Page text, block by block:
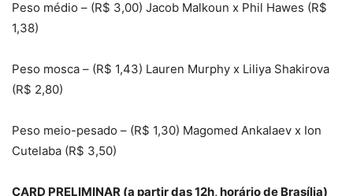
Peso médio – (R$ 3,00) Jacob Malkoun x Phil Hawes (R$
1,38)
Peso mosca – (R$ 1,43) Lauren Murphy x Liliya Shakirova
(R$ 2,80)
Peso meio-pesado – (R$ 1,30) Magomed Ankalaev x Ion
Cutelaba (R$ 3,50)
CARD PRELIMINAR (a partir das 12h, horário de Brasília)